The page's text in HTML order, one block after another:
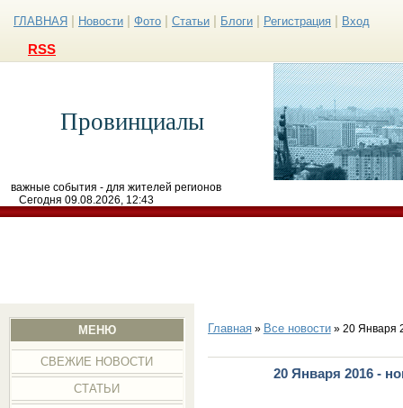
ГЛАВНАЯ Новости Фото Статьи Блоги Регистрация Вход
RSS
Провинциалы
важные события - для жителей регионов
Сегодня 09.08.2026, 12:43
МЕНЮ
СВЕЖИЕ НОВОСТИ
СТАТЬИ
Главная» Все новости» 20 Января
20 Января 2016 -